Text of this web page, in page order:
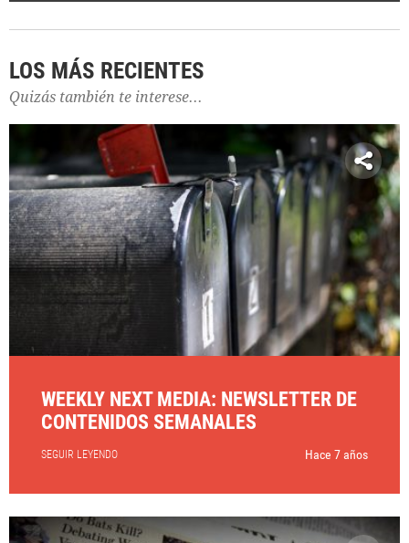
LOS MÁS RECIENTES
Quizás también te interese...
WEEKLY NEXT MEDIA: NEWSLETTER DE
CONTENIDOS SEMANALES
SEGUIR LEYENDO Hace 7 años